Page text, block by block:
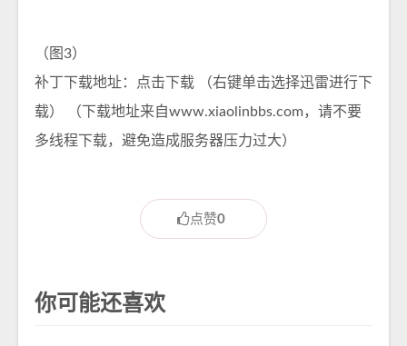
（图3）
补丁下载地址：
点击下载 （右键单击选择迅雷进行下
载） （下载地址来自www.xiaolinbbs.com，请不要
多线程下载，避免造成服务器压力过大）
点赞0
你可能还喜欢